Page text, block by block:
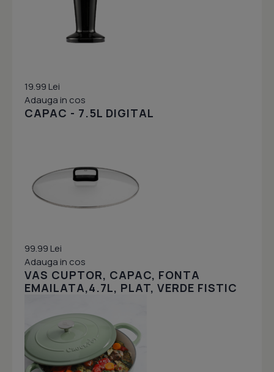
19.99 Lei
Adauga in cos
CAPAC - 7.5L DIGITAL
99.99 Lei
Adauga in cos
VAS CUPTOR, CAPAC, FONTA
EMAILATA,4.7L, PLAT, VERDE FISTIC